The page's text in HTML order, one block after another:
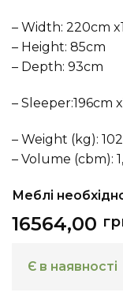
– Width: 220cm
– Height: 85cm
– Depth: 93cm
– Sleeper:196cm
– Weight (kg):
– Volume (cbm):
Меблі
16564,00
Є в наявності